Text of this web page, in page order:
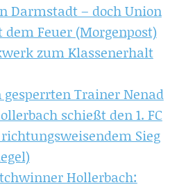
Darmstadt – doch Union
Feuer (Morgenpost)
zum Klassenerhalt
gesperrten Trainer Nenad
schießt den 1. FC
Sieg
Hollerbach: